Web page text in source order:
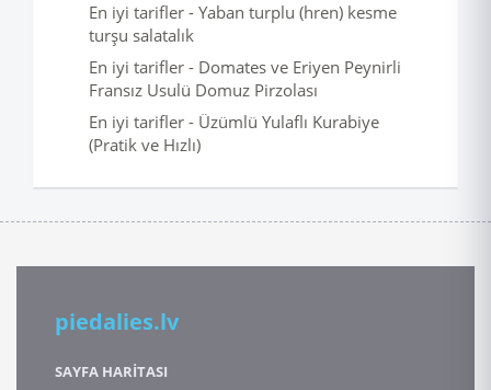
En iyi tarifler - Yaban turplu (hren) kesme
turşu salatalık
En iyi tarifler - Domates ve Eriyen Peynirli
Fransız Usulü Domuz Pirzolası
En iyi tarifler - Üzümlü Yulaflı Kurabiye
(Pratik ve Hızlı)
piedalies.lv
SAYFA HARİTASI